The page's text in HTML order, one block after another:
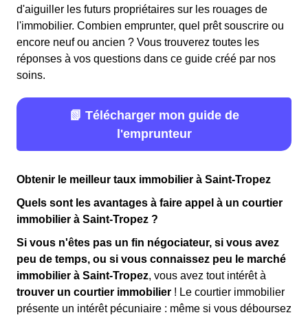
d'aiguiller les futurs propriétaires sur les rouages de
l'immobilier. Combien emprunter, quel prêt souscrire ou
encore neuf ou ancien ? Vous trouverez toutes les
réponses à vos questions dans ce guide créé par nos
soins.
📗 Télécharger mon guide de
l'emprunteur
Obtenir le meilleur taux immobilier à Saint-Tropez
Quels sont les avantages à faire appel à un courtier
immobilier à Saint-Tropez ?
Si vous n'êtes pas un fin négociateur, si vous avez
peu de temps, ou si vous connaissez peu le marché
immobilier à Saint-Tropez, vous avez tout intérêt à
trouver un courtier immobilier ! Le courtier immobilier
présente un intérêt pécuniaire : même si vous déboursez